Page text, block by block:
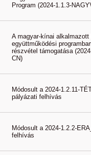
Program (2024-1.1.3-
A magyar-kínai
együttműködési
részvétel támogatása
CN)
Módosult a 2024-1.2.11-
pályázati felhívás
Módosult a 2024-1.2.2-
felhívás